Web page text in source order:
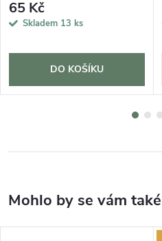
65 Kč
Skladem 13 ks
DO KOŠÍKU